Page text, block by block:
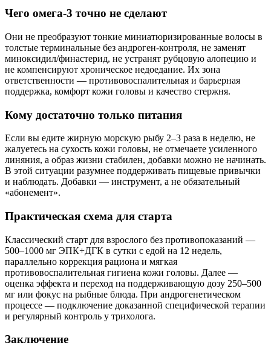
Чего омега‑3 точно не сделают
Они не преобразуют тонкие миниатюризированные волосы в
толстые терминальные без андроген‑контроля, не заменят
миноксидил/финастерид, не устранят рубцовую алопецию и
не компенсируют хроническое недоедание. Их зона
ответственности — противовоспалительная и барьерная
поддержка, комфорт кожи головы и качество стержня.
Кому достаточно только питания
Если вы едите жирную морскую рыбу 2–3 раза в неделю, не
жалуетесь на сухость кожи головы, не отмечаете усиленного
линяния, а образ жизни стабилен, добавки можно не начинать.
В этой ситуации разумнее поддерживать пищевые привычки
и наблюдать. Добавки — инструмент, а не обязательный
«абонемент».
Практическая схема для старта
Классический старт для взрослого без противопоказаний —
500–1000 мг ЭПК+ДГК в сутки с едой на 12 недель,
параллельно коррекция рациона и мягкая
противовоспалительная гигиена кожи головы. Далее —
оценка эффекта и переход на поддерживающую дозу 250–500
мг или фокус на рыбные блюда. При андрогенетическом
процессе — подключение доказанной специфической терапии
и регулярный контроль у трихолога.
Заключение